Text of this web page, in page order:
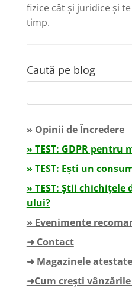
fizice cât și juridice și
timp.
Caută pe blog
» Opinii de Încredere
» TEST: GDPR
» TEST: Ești un
» TEST: Știi chichițele
ului?
» Evenimente
➜ Contact
➜ Magazinele atestate
➜Cum crești vânzările